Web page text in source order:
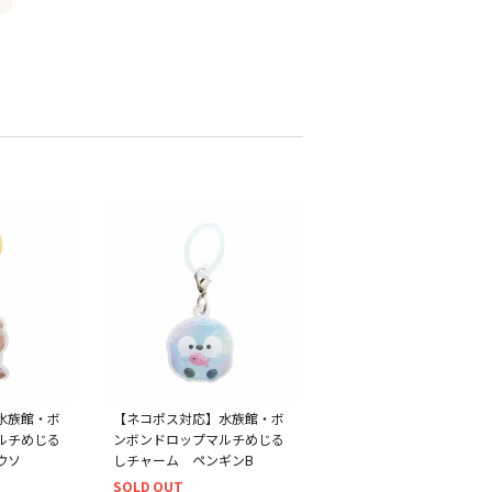
族館・ボ
チめじる
ソ
【ネコポス対応】水族館・ボ
ンボンドロップマルチめじる
しチャーム ペンギンB
SOLD OUT